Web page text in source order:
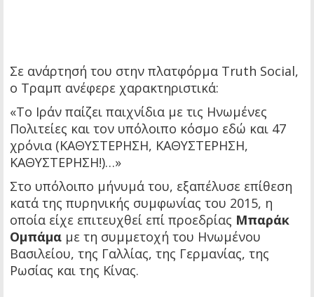
Σε ανάρτησή του στην πλατφόρμα Truth Social,
ο Τραμπ ανέφερε χαρακτηριστικά:
«Το Ιράν παίζει παιχνίδια με τις Ηνωμένες
Πολιτείες και τον υπόλοιπο κόσμο εδώ και 47
χρόνια (ΚΑΘΥΣΤΕΡΗΣΗ, ΚΑΘΥΣΤΕΡΗΣΗ,
ΚΑΘΥΣΤΕΡΗΣΗ!)…»
Στο υπόλοιπο μήνυμά του, εξαπέλυσε επίθεση
κατά της πυρηνικής συμφωνίας του 2015, η
οποία είχε επιτευχθεί επί προεδρίας Μπαράκ
Ομπάμα με τη συμμετοχή του Ηνωμένου
Βασιλείου, της Γαλλίας, της Γερμανίας, της
Ρωσίας και της Κίνας.